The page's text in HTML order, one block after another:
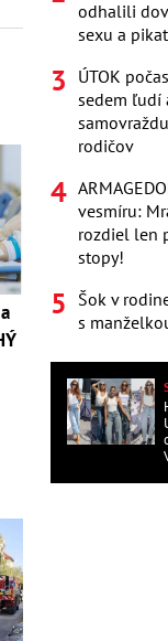
odhalili
sexu a
ÚTOK
sedem ľudí
rodičov
vesmíru:
rozdiel len
stopy!
Šok v
s